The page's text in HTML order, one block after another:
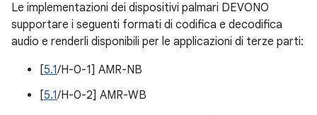
Le implementazioni dei dispositivi palmari DEVONO
supportare i seguenti formati di codifica e decodifica
audio e renderli disponibili per le applicazioni di terze parti:
[5.1/H-0-1] AMR-NB
[5.1/H-0-2] AMR-WB